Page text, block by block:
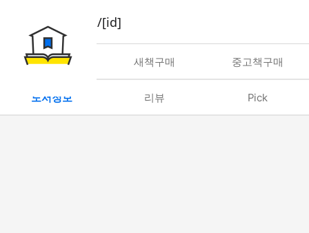
book/rent/[id]
대여 새책구매 중고책구매
도서정보 리뷰 Pick